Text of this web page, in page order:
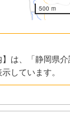
500 m
】は、「静岡県
しています。